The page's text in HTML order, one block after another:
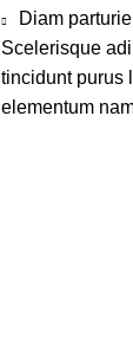
Diam
Scelerisque
tincidunt purus
elementum